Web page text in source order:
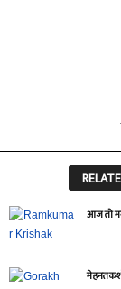
आज तो